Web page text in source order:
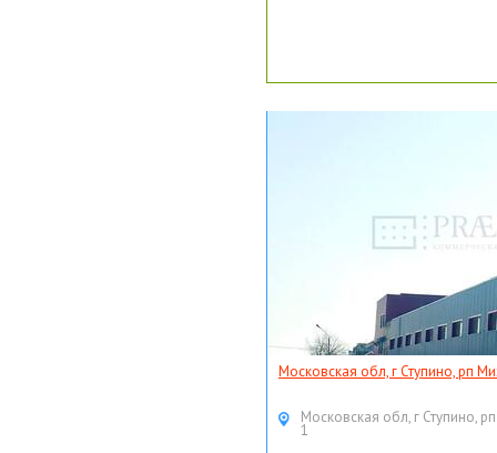
Московская обл, г Ступино, рп
Московская обл, г Ступино,
1